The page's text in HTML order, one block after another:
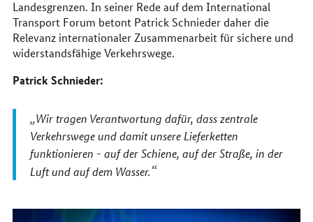
Landesgrenzen. In seiner Rede auf dem International
Transport Forum betont Patrick Schnieder daher die
Relevanz internationaler Zusammenarbeit für sichere und
widerstandsfähige Verkehrswege.
Patrick Schnieder:
Wir tragen Verantwortung dafür, dass zentrale
Verkehrswege und damit unsere Lieferketten
funktionieren - auf der Schiene, auf der Straße, in der
Luft und auf dem Wasser.